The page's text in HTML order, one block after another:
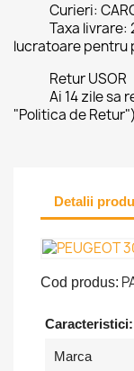
Curieri:
Taxa livrare:
lucratoare pentru
Retur USOR
Ai 14 zile sa
"Politica de Retur")
Detalii
Cod produs:
Caracteristici:
Marca